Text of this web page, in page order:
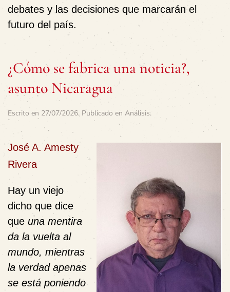
debates y las decisiones que marcarán el
futuro del país.
¿Cómo se fabrica una noticia?,
asunto Nicaragua
Escrito en 27/07/2026. Publicado en Análisis.
José A. Amesty
Rivera
Hay un viejo
dicho que dice
que una mentira
da la vuelta al
mundo, mientras
la verdad apenas
se está poniendo